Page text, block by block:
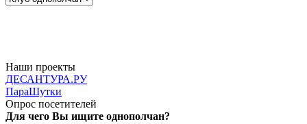
Наши проекты
ДЕСАНТУРА.РУ
ПараШутки
Опрос посетителей
Для чего Вы ищите однополчан?